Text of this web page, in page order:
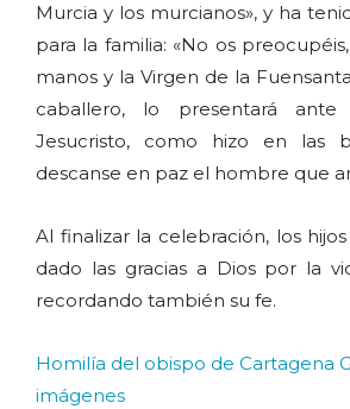
Murcia y los murcianos», y ha
para la familia: «No os
manos y la Virgen de la
caballero, lo presentará ante
Jesucristo, como hizo en las
descanse en paz el hombre que
Al finalizar la celebración, los
dado las gracias a Dios por la
recordando también su fe.
Homilía del obispo de Cartagena
imágenes